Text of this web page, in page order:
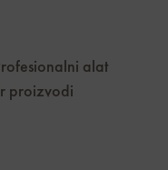
alat
proizvodi